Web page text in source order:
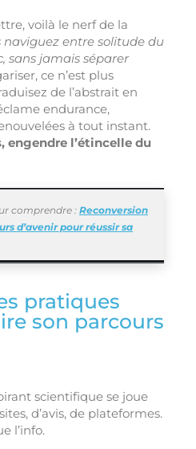
voilà le nerf de la
naviguez entre solitude du
sans jamais séparer
ce n’est plus
de l’abstrait en
endurance,
à tout instant.
engendre l’étincelle du
comprendre : Reconversion
d’avenir pour réussir sa
pratiques
son parcours
scientifique se joue
d’avis, de plateformes.
l’info.